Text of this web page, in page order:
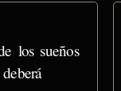
los sueños